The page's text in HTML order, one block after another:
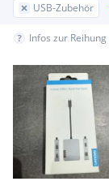
USB-Zubehör
Infos zur